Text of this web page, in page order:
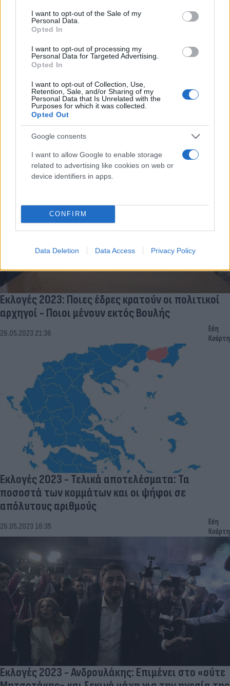
consent section.
I want to opt-out of the Sale of my
Personal Data.
Opted In
I want to opt-out of processing my
Personal Data for Targeted Advertising.
Opted In
I want to opt-out of Collection, Use,
Retention, Sale, and/or Sharing of my
Personal Data that Is Unrelated with the
Purposes for which it was collected.
Opted Out
Google consents
I want to allow Google to enable storage
related to advertising like cookies on web or
device identifiers in apps.
CONFIRM
Data Deletion Data Access Privacy Policy
Πλεύσης Ελευθερίας: Οι «κομμένοι»
καταγγέλλουν τη Ζωή Κωνσταντοπούλου - Μας
χρησιμοποίησε ως «λαγούς»
20.06.2023 16:41
Εκλογές 2023: Ποιες έδρες κρατούν οι πολιτικοί
αρχηγοί - Ποιοι μένουν εκτός Βουλής
26.05.2023 21:36
Εύη
Κούρτη
Εκλογές 2023 - Τελικά αποτελέσματα: Τα
ποσοστά των κομμάτων και οι ψήφοι σε
απόλυτους αριθμούς
26.05.2023 16:35
Εύη
Κούρτη
Εκλογές 2023 - Ανδρουλάκης: Επιμένει στο «ούτε